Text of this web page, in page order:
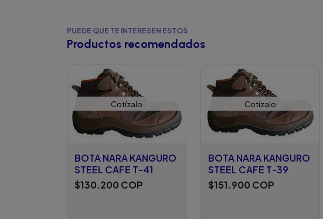
PUEDE QUE TE INTERESEN ESTOS
Productos recomendados
Cotízalo
BOTA NARA KANGURO
STEEL CAFE T-41
$130.200 COP
Cotízalo
BOTA NARA KANGURO
STEEL CAFE T-39
$151.900 COP